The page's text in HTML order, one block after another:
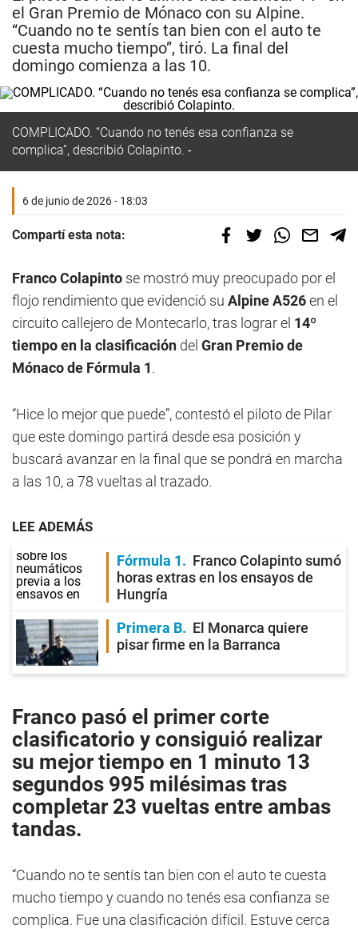
el Gran Premio de Mónaco con su Alpine.
“Cuando no te sentís tan bien con el auto te
cuesta mucho tiempo”, tiró. La final del
domingo comienza a las 10.
COMPLICADO. “Cuando no tenés esa confianza se
complica”, describió Colapinto.
6 de junio de 2026 - 18:03
Compartí esta nota:
Franco Colapinto se mostró muy preocupado por el
flojo rendimiento que evidenció su Alpine A526en el
circuito callejero de Montecarlo, tras lograr el 14º
tiempo en la clasificación del Gran Premio de
Mónaco de Fórmula 1.
“Hice lo mejor que puede”, contestó el piloto de Pilar
que este domingo partirá desde esa posición y
buscará avanzar en la final que se pondrá en marcha
a las 10, a 78 vueltas al trazado.
LEE ADEMÁS
Fórmula 1
Franco Colapinto sumó
horas extras en los ensayos de
Hungría
Primera B
El Monarca quiere
pisar firme en la Barranca
Franco pasó el primer corte
clasificatorio y consiguió realizar
su mejor tiempo en 1 minuto 13
segundos 995 milésimas tras
completar 23 vueltas entre ambas
tandas.
“Cuando no te sentís tan bien con el auto te cuesta
mucho tiempo y cuando no tenés esa confianza se
complica. Fue una clasificación difícil. Estuve cerca